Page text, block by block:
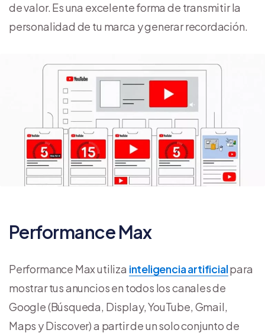
de valor. Es una excelente forma de transmitir la
personalidad de tu marca y generar recordación.
Performance Max
Performance Max utiliza inteligencia artificialpara
mostrar tus anuncios en todos los canales de
Google (Búsqueda, Display, YouTube, Gmail,
Maps y Discover) a partir de un solo conjunto de